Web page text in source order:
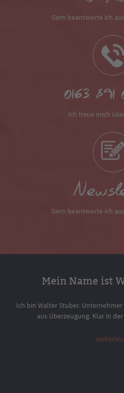
Gern beantworte ich
0163
Ich freue mich
Gern beantworte ich
Mein Name ist
Ich bin Walter Stuber.
aus Überzeugung. Klar in